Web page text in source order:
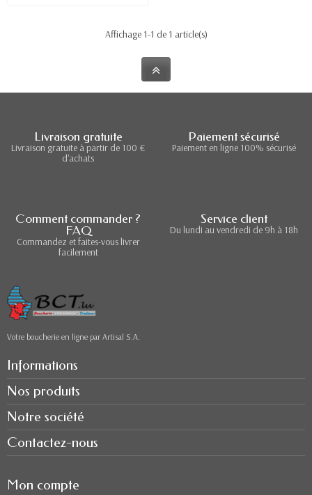
Affichage 1-1 de 1 article(s)
Livraison gratuite
Livraison gratuite à partir de 100 €
d'achats
Paiement sécurisé
Paiement en ligne 100% sécurisé
Comment commander ?
FAQ
Commandez et faites-vous livrer
facilement
Service client
Du lundi au vendredi de 9h à 18h
Votre boucherie en ligne par Artisal S.A.
Informations
Nos produits
Notre société
Contactez-nous
Mon compte